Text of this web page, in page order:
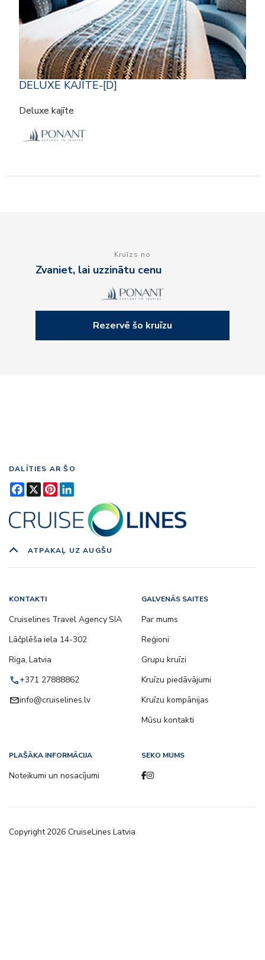
DELUXE KAJĪTE-[D]
Deluxe kajīte
Kruīzs no
Zvaniet, lai uzzinātu cenu
Rezervē šo kruīzu
DALĪTIES AR ŠO
Facebook
X Pinterest
ATPAKAĻ UZ AUGŠU
KONTAKTI
Cruiselines Travel Agency SIA
Lāčplēša iela 14-302
Riga, Latvia
call+371 27888862
emailinfo@cruiselines.lv
GALVENĀS SAITES
Par mums
Reģioni
Grupu kruīzi
Kruīzu piedāvājumi
Kruīzu kompānijas
Mūsu kontakti
PLAŠĀKA INFORMĀCIJA
Noteikumi un nosacījumi
SEKO MUMS
Copyright2026 CruiseLines Latvia